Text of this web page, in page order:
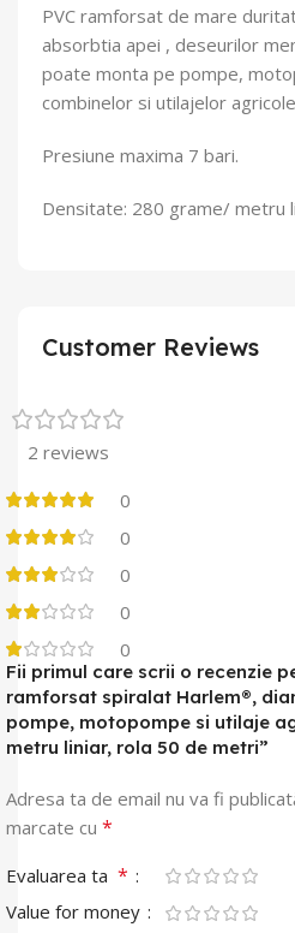
PVC ramforsat de mare
absorbtia apei , deseurilor
poate monta pe pompe,
combinelor si utilajelor
Presiune maxima 7 bari.
Densitate: 280 grame/ metru
Customer Reviews
2 reviews
0
0
0
0
0
Fii primul care scrii o recenzie
ramforsat spiralat Harlem®,
pompe, motopompe si utilaje
metru liniar, rola 50 de metri”
Adresa ta de email nu va fi
marcate cu *
Evaluarea ta *
Value for money